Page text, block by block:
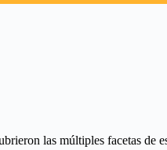
las múltiples facetas de